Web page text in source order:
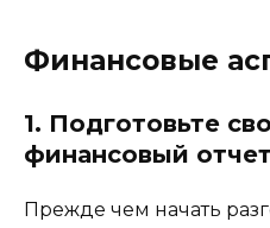
Финансовые
1. Подготовьте
финансовый отчет
Прежде чем начать